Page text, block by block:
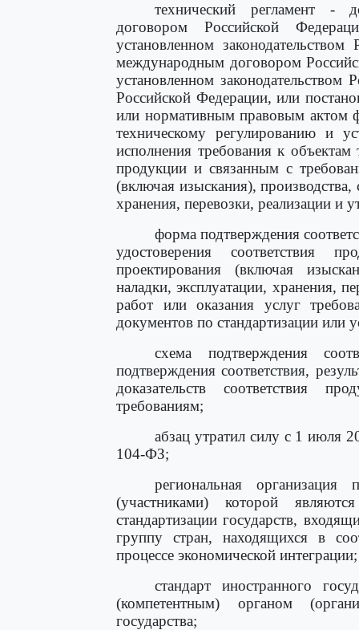
технический регламент -
договором Российской
установленном
международным договором
установленном
Российской Федерации, или
или нормативным правовым актом
техническому регулированию и
исполнения требования к
продукции и связанным с
(включая изыскания), производства,
хранения, перевозки, реализации и
форма подтверждения
удостоверения соответствия
проектирования (включая
наладки, эксплуатации, хранения,
работ или оказания услуг
документов по стандартизации или
схема подтверждения
подтверждения соответствия,
доказательств соответствия
требованиям;
абзац утратил силу с 1 июля
104-ФЗ;
региональная
(участниками) которой
стандартизации государств,
группу стран, находящихся в
процессе экономической интеграции;
стандарт иностранного
(компетентным) органом
государства;